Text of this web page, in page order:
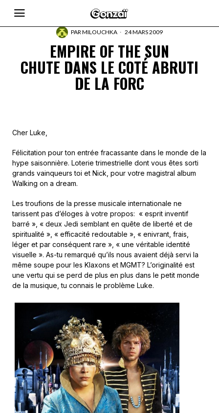
PARMILOUCHKA 24 MARS 2009
EMPIRE OF THE SUN
CHUTE DANS LE COTÉ ABRUTI
DE LA FORC
Cher Luke,
Félicitation pour ton entrée fracassante dans le monde de la
hype saisonnière. Loterie trimestrielle dont vous êtes sorti
grands vainqueurs toi et Nick, pour votre magistral album
Walking on a dream.
Les troufions de la presse musicale internationale ne
tarissent pas d’éloges à votre propos: « esprit inventif
barré », « deux Jedi semblant en quête de liberté et de
spiritualité », « efficacité redoutable », « enivrant, frais,
léger et par conséquent rare », « une véritable identité
visuelle ». As-tu remarqué qu’ils nous avaient déjà servi la
même soupe pour les Klaxons et MGMT? L’originalité est
une vertu qui se perd de plus en plus dans le petit monde
de la musique, tu connais le problème Luke.